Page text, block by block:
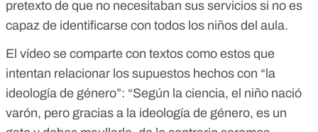
pretexto de que no necesitaban sus servicios si no es
capaz de identificarse con todos los niños del aula.
El vídeo se comparte con textos como estos que
intentan relacionar los supuestos hechos con “la
ideología de género”: “Según la ciencia, el niño nació
varón, pero gracias a la ideología de género, es un